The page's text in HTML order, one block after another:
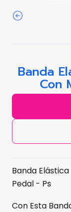
Banda
Con
Banda
Pedal - Ps
Con Esta